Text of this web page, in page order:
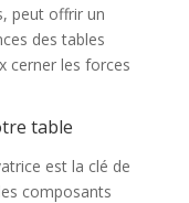
peut offrir un
des tables
cerner les forces
table
est la clé de
composants